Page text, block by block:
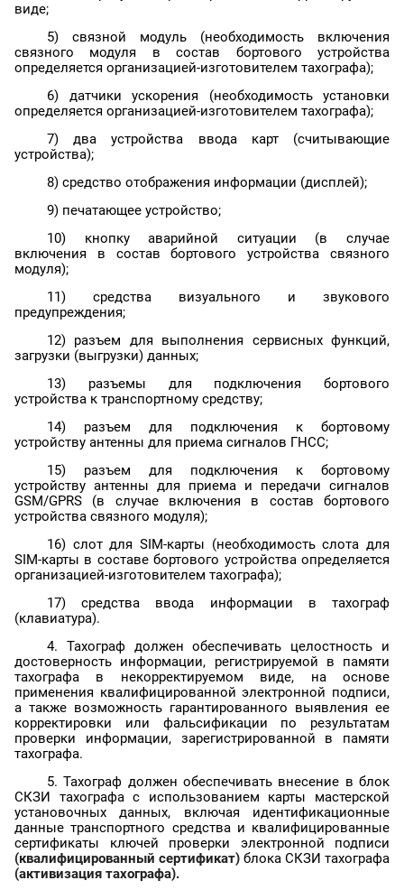
виде;
5) связной модуль (необходимость включения
связного модуля в состав бортового устройства
определяется организацией-изготовителем тахографа);
6) датчики ускорения (необходимость установки
определяется организацией-изготовителем тахографа);
7) два устройства ввода карт (считывающие
устройства);
8) средство отображения информации (дисплей);
9) печатающее устройство;
10) кнопку аварийной ситуации (в случае
включения в состав бортового устройства связного
модуля);
11) средства визуального и звукового
предупреждения;
12) разъем для выполнения сервисных функций,
загрузки (выгрузки) данных;
13) разъемы для подключения бортового
устройства к транспортному средству;
14) разъем для подключения к бортовому
устройству антенны для приема сигналов ГНСС;
15) разъем для подключения к бортовому
устройству антенны для приема и передачи сигналов
GSM/GPRS (в случае включения в состав бортового
устройства связного модуля);
16) слот для SIM-карты (необходимость слота для
SIM-карты в составе бортового устройства определяется
организацией-изготовителем тахографа);
17) средства ввода информации в тахограф
(клавиатура).
4. Тахографдолжен обеспечивать целостность и
достоверность информации, регистрируемой в памяти
тахографа в некорректируемом виде, на основе
применения квалифицированной электронной подписи,
а также возможность гарантированного выявления ее
корректировки или фальсификации по результатам
проверки информации, зарегистрированной в памяти
тахографа.
5.Тахограф должен обеспечивать внесение в блок
СКЗИ тахографа с использованием карты мастерской
установочных данных, включая идентификационные
данные транспортного средства и квалифицированные
сертификаты ключей проверки электронной подписи
(квалифицированный сертификат) блока СКЗИ тахографа
(активизация тахографа).